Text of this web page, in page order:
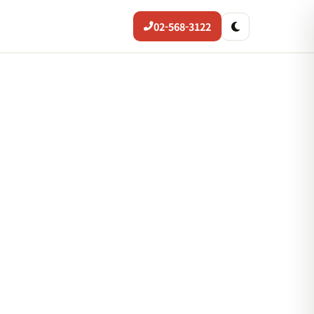
02-568-3122